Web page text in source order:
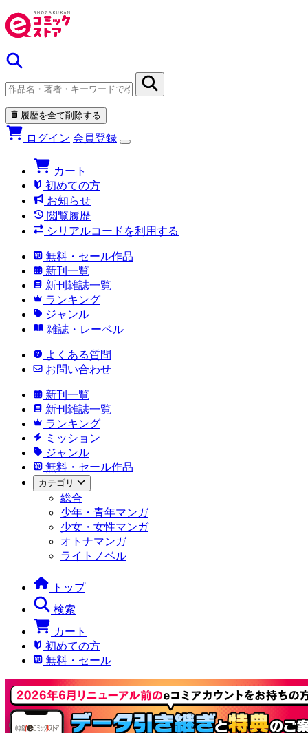
履歴を全て削除する
ログイン 会員登録
カート
初めての方
お知らせ
閲覧履歴
シリアルコードを利用する
無料・セール作品
新刊一覧
新刊雑誌一覧
ランキング
ジャンル
雑誌・レーベル
よくある質問
お問い合わせ
新刊一覧
新刊雑誌一覧
ランキング
ミッション
ジャンル
無料・セール作品
カテゴリ
総合
少年・青年マンガ
少女・女性マンガ
オトナマンガ
ライトノベル
トップ
検索
カート
初めての方
無料・セール